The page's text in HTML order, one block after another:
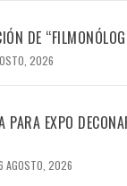
DE
2026
PARA EXPO
AGOSTO, 2026